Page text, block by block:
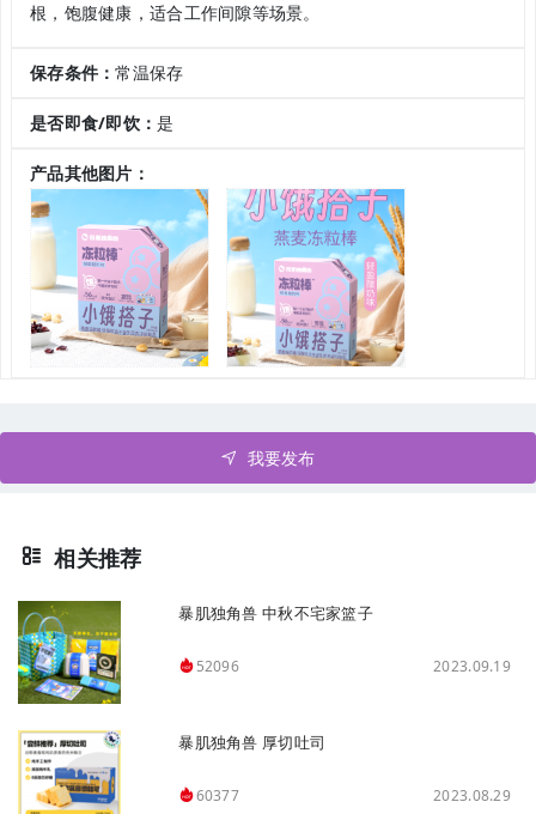
根，饱腹健康，适合工作间隙等场景。
保存条件：常温保存
是否即食/即饮：是
产品其他图片：
我要发布
相关推荐
暴肌独角兽 中秋不宅家篮子
52096 2023.09.19
暴肌独角兽 厚切吐司
60377 2023.08.29